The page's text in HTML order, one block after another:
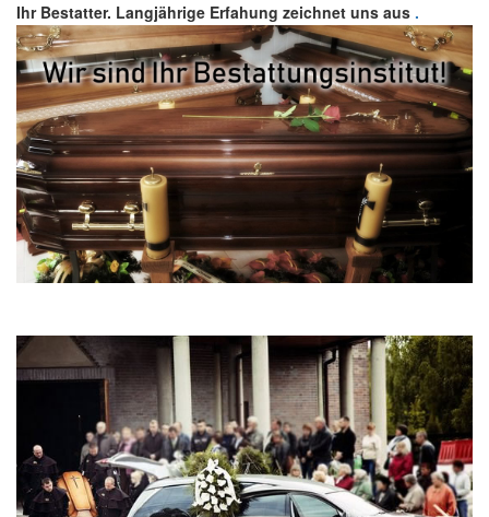
Ihr Bestatter. Langjährige Erfahung zeichnet uns aus .